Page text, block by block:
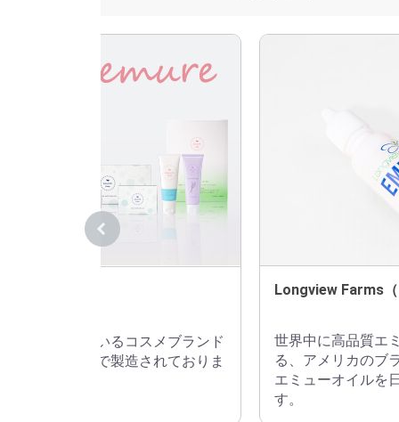
ルを配合しているコスメブランド
べて日本国内で製造されておりま
Longview Farms
世界中に高品質エ
る、アメリカのブ
エミューオイルを
す。